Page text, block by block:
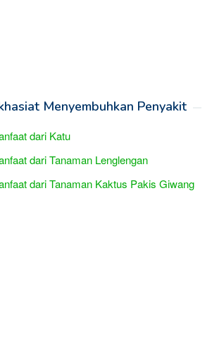
Menyembuhkan Penyakit
dari Katu
dari Tanaman Lenglengan
dari Tanaman Kaktus Pakis Giwang